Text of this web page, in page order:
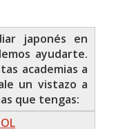
japonés en
ayudarte.
academias a
un vistazo a
que tengas: